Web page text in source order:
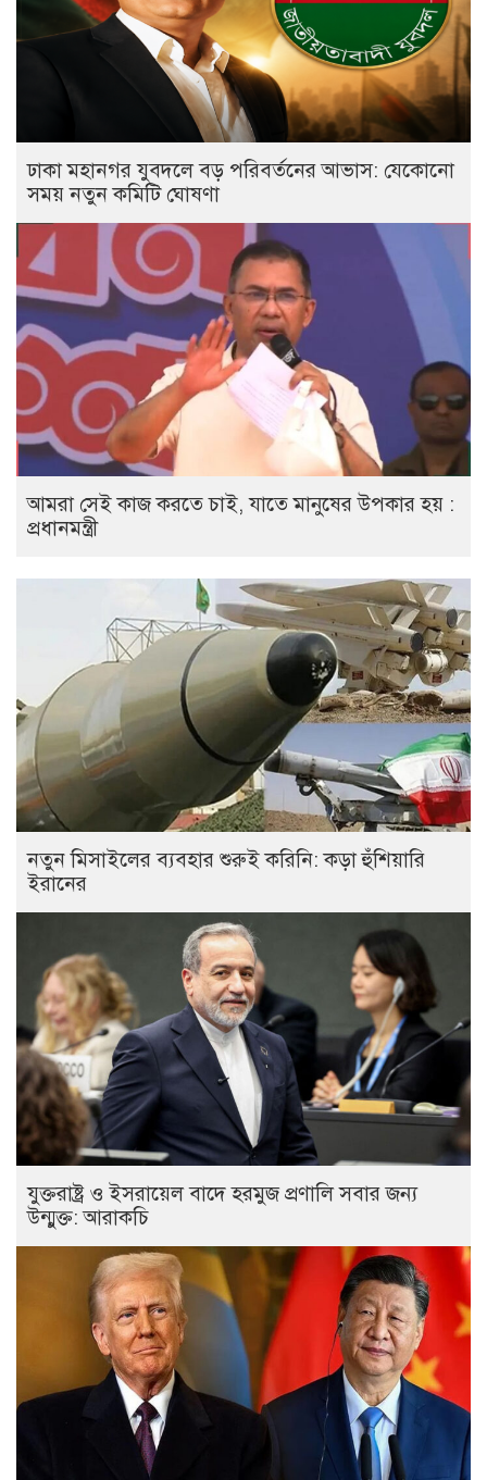
ঢাকা মহানগর যুবদলে বড় পরিবর্তনের আভাস: যেকোনো
সময় নতুন কমিটি ঘোষণা
আমরা সেই কাজ করতে চাই, যাতে মানুষের উপকার হয় :
প্রধানমন্ত্রী
নতুন মিসাইলের ব্যবহার শুরুই করিনি: কড়া হুঁশিয়ারি
ইরানের
যুক্তরাষ্ট্র ও ইসরায়েল বাদে হরমুজ প্রণালি সবার জন্য
উন্মুক্ত: আরাকচি